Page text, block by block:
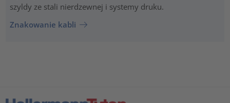
szyldy ze stali nierdzewnej i systemy druku.
Znakowanie kabli